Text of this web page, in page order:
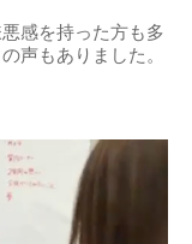
感を持った方も多
声もありました。